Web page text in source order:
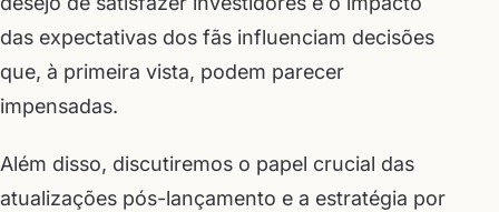
das expectativas dos fãs influenciam decisões
que, à primeira vista, podem parecer
impensadas.
Além disso, discutiremos o papel crucial das
atualizações pós-lançamento e a estratégia por